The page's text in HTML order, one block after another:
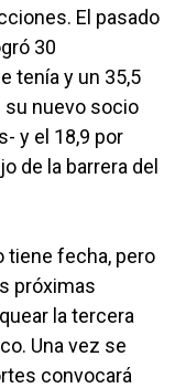
El pasado
30
tenía y un 35,5
su nuevo socio
y el 18,9 por
de la barrera del
tiene fecha, pero
próximas
la tercera
Una vez se
convocará